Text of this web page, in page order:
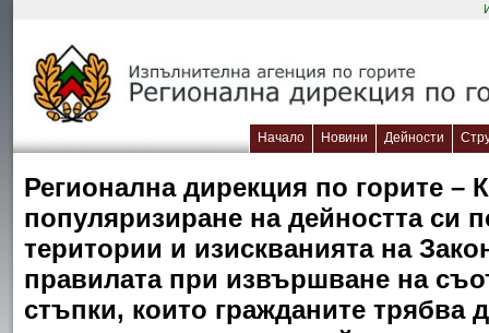
Начало Новини Дейности
Регионална дирекция по горите
популяризиране на дейността си
територии и изискванията на
правилата при извършване на
стъпки, които гражданите трябва